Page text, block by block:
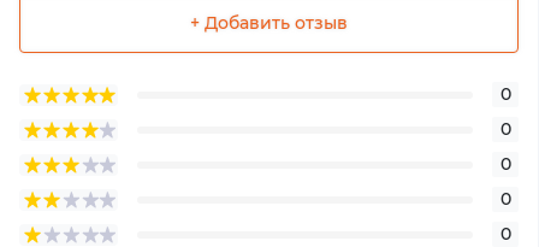
+ Добавить отзыв
0
0
0
0
0